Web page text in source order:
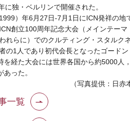
に独・ベルリンで開催された。
）年6月27日-7月1日にICN発祥の地
創立100周年記念大会（メインテーマ
れらに）でのクルティング・スタルク
の1人であり初代会長となったゴード
を経た大会には世界各国から約5000人
った。
（写真提供：日赤
一覧